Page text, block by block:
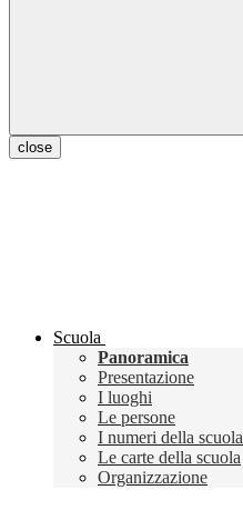
close
Scuola
Panoramica
Presentazione
I luoghi
Le persone
I numeri della scuola
Le carte della scuola
Organizzazione